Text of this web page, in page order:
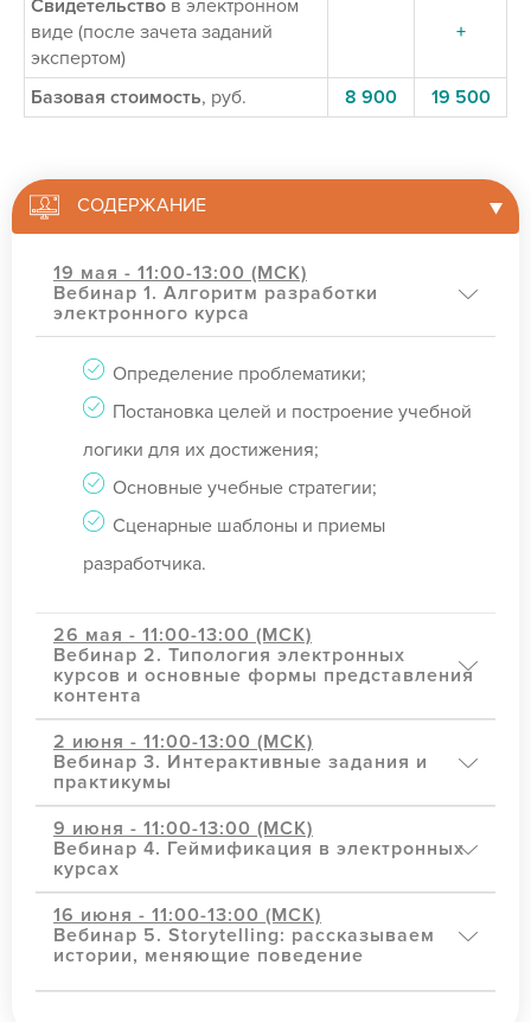
Свидетельство в электронном
виде (после зачета заданий
экспертом)
+
Базовая стоимость, руб. 8 900 19 500
СОДЕРЖАНИЕ
19 мая - 11:00-13:00 (МСК)
Вебинар 1. Алгоритм разработки
электронного курса
Определение проблематики;
Постановка целей и построение учебной
логики для их достижения;
Основные учебные стратегии;
Сценарные шаблоны и приемы
разработчика.
26 мая - 11:00-13:00 (МСК)
Вебинар 2. Типология электронных
курсов и основные формы представления
контента
2 июня - 11:00-13:00 (МСК)
Вебинар 3. Интерактивные задания и
практикумы
9 июня - 11:00-13:00 (МСК)
Вебинар 4. Геймификация в электронных
курсах
16 июня - 11:00-13:00 (МСК)
Вебинар 5. Storytelling: рассказываем
истории, меняющие поведение